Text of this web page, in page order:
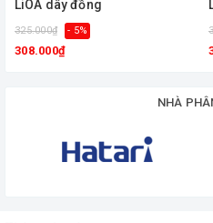
Gọi ngay cho chúng tôi để được
mà quý khách hàng đang đắn đo
056
LiOA dây đồng
325.000₫ - 5%
308.000₫
NHÀ